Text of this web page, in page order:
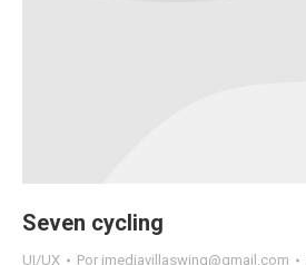
Seven cycling
UI/UX Por jmediavillaswing@gmail.com